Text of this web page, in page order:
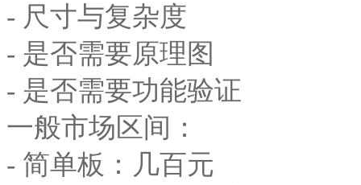
- 尺寸与复杂度
- 是否需要原理图
- 是否需要功能验证
一般市场区间：
- 简单板：几百元